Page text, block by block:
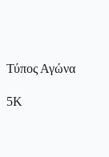
Τύπος Αγώνα
5K